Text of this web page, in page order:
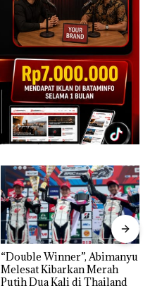
“Double Winner”, Abimanyu
Melesat Kibarkan Merah
Putih Dua Kali di Thailand